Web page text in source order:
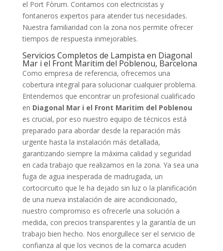
el Port Fòrum. Contamos con electricistas y
fontaneros expertos para atender tus necesidades.
Nuestra familiaridad con la zona nos permite ofrecer
tiempos de respuesta inmejorables.
Servicios Completos de Lampista en Diagonal
Mar i el Front Maritim del Poblenou, Barcelona
Como empresa de referencia, ofrecemos una
cobertura integral para solucionar cualquier problema.
Entendemos que encontrar un profesional cualificado
en Diagonal Mar i el Front Maritim del Poblenou
es crucial, por eso nuestro equipo de técnicos está
preparado para abordar desde la reparación más
urgente hasta la instalación más detallada,
garantizando siempre la máxima calidad y seguridad
en cada trabajo que realizamos en la zona. Ya sea una
fuga de agua inesperada de madrugada, un
cortocircuito que le ha dejado sin luz o la planificación
de una nueva instalación de aire acondicionado,
nuestro compromiso es ofrecerle una solución a
medida, con precios transparentes y la garantía de un
trabajo bien hecho. Nos enorgullece ser el servicio de
confianza al que los vecinos de la comarca acuden